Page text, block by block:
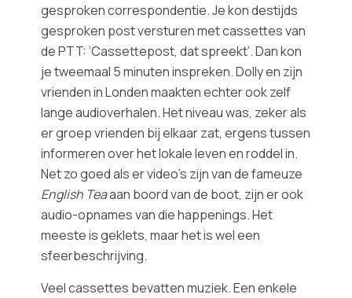
gesproken correspondentie. Je kon destijds
gesproken post versturen met cassettes van
de PTT: ‘Cassettepost, dat spreekt’. Dan kon
je tweemaal 5 minuten inspreken. Dolly en zijn
vrienden in Londen maakten echter ook zelf
lange audioverhalen. Het niveau was, zeker als
er groep vrienden bij elkaar zat, ergens tussen
informeren over het lokale leven en roddel in.
Net zo goed als er video’s zijn van de fameuze
English Teaaan boord van de boot, zijn er ook
audio-opnames van die happenings. Het
meeste is geklets, maar het is wel een
sfeerbeschrijving.
Veel cassettes bevatten muziek. Een enkele